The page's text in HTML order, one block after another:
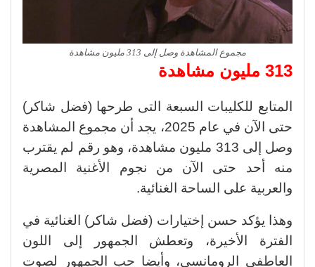
مجموع المشاهدة وصل إلى 313 مليون مشاهدة
313 مليون مشاهدة
المتابع للكليبات السبعة التى طرحها (فضل شاكر)
حتى الآن في عام 2025، يجد أن مجموع المشاهدة
وصل إلى 313 مليون مشاهدة، وهو رقم لم يقترب
منه أحد حتى الآن من نجوم الأغنية المصرية
والعربية على الساحة الغنائية.
وهذا يؤكد حسن إختيارات (فضل شاكر) الغنائية في
الفترة الأخيرة، وتعطش الجمهور إلى اللون
العاطفي الرومانسي، وأيضا حب الجمهور لصوت